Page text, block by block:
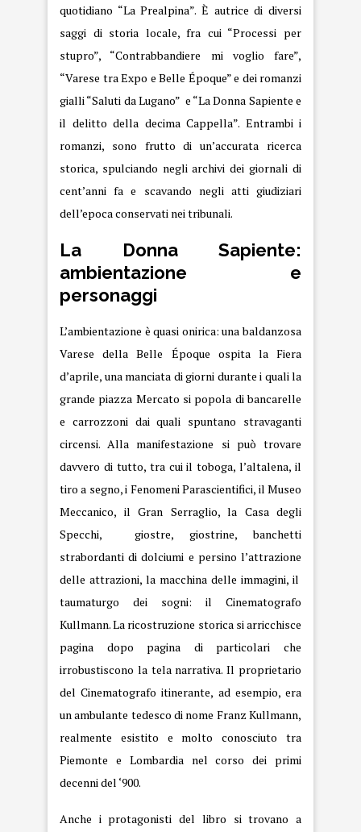
quotidiano “La Prealpina”. È autrice di diversi
saggi di storia locale, fra cui “Processi per
stupro”, “Contrabbandiere mi voglio fare”,
“Varese tra Expo e Belle Époque” e dei romanzi
gialli “Saluti da Lugano” e “La Donna Sapiente e
il delitto della decima Cappella”. Entrambi i
romanzi, sono frutto di un’accurata ricerca
storica, spulciando negli archivi dei giornali di
cent’anni fa e scavando negli atti giudiziari
dell’epoca conservati nei tribunali.
La Donna Sapiente:
ambientazione e
personaggi
L’ambientazione è quasi onirica: una baldanzosa
Varese della Belle Époque ospita la Fiera
d’aprile, una manciata di giorni durante i quali la
grande piazza Mercato si popola di bancarelle
e carrozzoni dai quali spuntano stravaganti
circensi. Alla manifestazione si può trovare
davvero di tutto, tra cui il toboga, l’altalena, il
tiro a segno, i Fenomeni Parascientifici, il Museo
Meccanico, il Gran Serraglio, la Casa degli
Specchi, giostre, giostrine, banchetti
strabordanti di dolciumi e persino l’attrazione
delle attrazioni, la macchina delle immagini, il
taumaturgo dei sogni: il Cinematografo
Kullmann. La ricostruzione storica si arricchisce
pagina dopo pagina di particolari che
irrobustiscono la tela narrativa. Il proprietario
del Cinematografo itinerante, ad esempio, era
un ambulante tedesco di nome Franz Kullmann,
realmente esistito e molto conosciuto tra
Piemonte e Lombardia nel corso dei primi
decenni del ‘900.
Anche i protagonisti del libro si trovano a